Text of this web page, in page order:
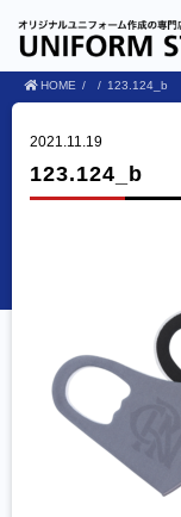
HOME 123.124_b
2021.11.19
123.124_b